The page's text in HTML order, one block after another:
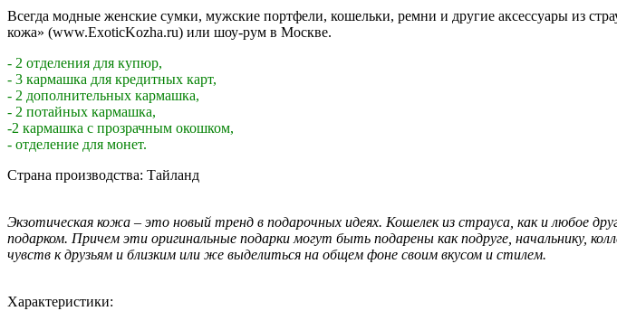
Всегда модные женские сумки, мужские портфели, кошельки, ремни и другие аксессуары из
кожа» (www.ExoticKozha.ru) или шоу-рум в Москве.
- 2 отделения для купюр,
- 3 кармашка для кредитных карт,
- 2 дополнительных кармашка,
- 2 потайных кармашка,
-2 кармашка с прозрачным окошком,
- отделение для монет.
Страна производства: Тайланд
Экзотическая кожа – это новый тренд в подарочных идеях. Кошелек из страуса, как и любое
подарком. Причем эти оригинальные подарки могут быть подарены как подруге, начальнику,
чувств к друзьям и близким или же выделиться на общем фоне своим вкусом и стилем.
Характеристики: